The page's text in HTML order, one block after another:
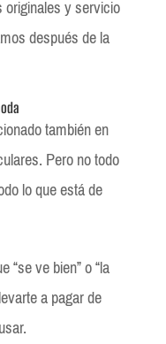
y servicio
después de la
también en
Pero no todo
lo que está de
ve bien” o “la
a pagar de